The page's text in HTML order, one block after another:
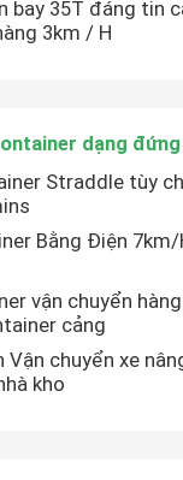
bay 35T đáng tin
3km / H
dạng đứng
Straddle tùy
Bằng Điện
vận chuyển
cảng
Vận chuyển xe
kho